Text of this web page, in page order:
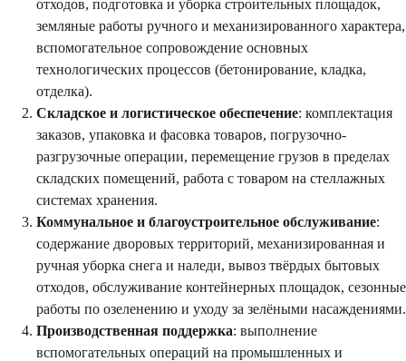
отходов, подготовка и уборка строительных площадок,
земляные работы ручного и механизированного характера,
вспомогательное сопровождение основных
технологических процессов (бетонирование, кладка,
отделка).
Складское и логистическое обеспечение: комплектация
заказов, упаковка и фасовка товаров, погрузочно-
разгрузочные операции, перемещение грузов в пределах
складских помещений, работа с товаром на стеллажных
системах хранения.
Коммунальное и благоустроительное обслуживание:
содержание дворовых территорий, механизированная и
ручная уборка снега и наледи, вывоз твёрдых бытовых
отходов, обслуживание контейнерных площадок, сезонные
работы по озеленению и уходу за зелёными насаждениями.
Производственная поддержка: выполнение
вспомогательных операций на промышленных и